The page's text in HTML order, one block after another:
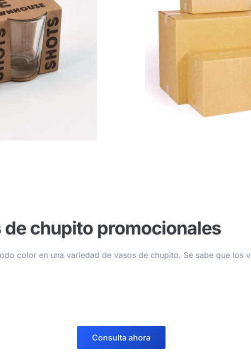
chupito promocionales
color en una variedad de vasos de chupito. Se sabe que los
Consulta ahora